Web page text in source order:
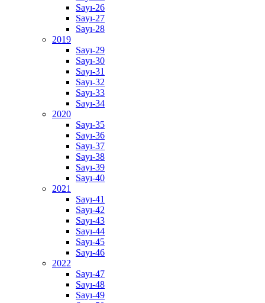
Sayı-26
Sayı-27
Sayı-28
2019
Sayı-29
Sayı-30
Sayı-31
Sayı-32
Sayı-33
Sayı-34
2020
Sayı-35
Sayı-36
Sayı-37
Sayı-38
Sayı-39
Sayı-40
2021
Sayı-41
Sayı-42
Sayı-43
Sayı-44
Sayı-45
Sayı-46
2022
Sayı-47
Sayı-48
Sayı-49